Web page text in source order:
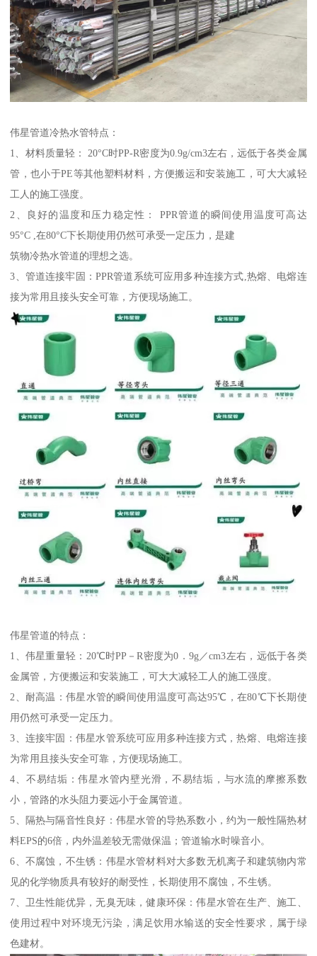
伟星管道冷热水管特点：
1、材料质量轻： 20°C时PP-R密度为0.9g/cm3左右，远低于各类金属
管，也小于PE等其他塑料材料，方便搬运和安装施工，可大大减轻
工人的施工强度。
2、良好的温度和压力稳定性： PPR管道的瞬间使用温度可高达
95°C ,在80°C下长期使用仍然可承受一定压力，是建
筑物冷热水管道的理想之选。
3、管道连接牢固：PPR管道系统可应用多种连接方式,热熔、电熔连
接为常用且接头安全可靠，方便现场施工。
伟星管道的特点：
1、伟星重量轻：20℃时PP－R密度为0．9g／cm3左右，远低于各类
金属管，方便搬运和安装施工，可大大减轻工人的施工强度。
2、耐高温：伟星水管的瞬间使用温度可高达95℃，在80℃下长期使
用仍然可承受一定压力。
3、连接牢固：伟星水管系统可应用多种连接方式，热熔、电熔连接
为常用且接头安全可靠，方便现场施工。
4、不易结垢：伟星水管内壁光滑，不易结垢，与水流的摩擦系数
小，管路的水头阻力要远小于金属管道。
5、隔热与隔音性良好：伟星水管的导热系数小，约为一般性隔热材
料EPS的6倍，内外温差较无需做保温；管道输水时噪音小。
6、不腐蚀，不生锈：伟星水管材料对大多数无机离子和建筑物内常
见的化学物质具有较好的耐受性，长期使用不腐蚀，不生锈。
7、卫生性能优异，无臭无味，健康环保：伟星水管在生产、施工、
使用过程中对环境无污染，满足饮用水输送的安全性要求，属于绿
色建材。